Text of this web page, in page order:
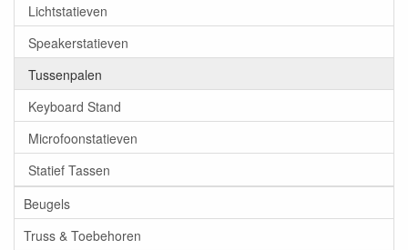
Lichtstatieven
Speakerstatieven
Tussenpalen
Keyboard Stand
Microfoonstatieven
Statief Tassen
Beugels
Truss & Toebehoren